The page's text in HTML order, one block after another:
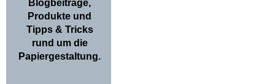
Blogbeiträge,
Produkte und
Tipps & Tricks
rund um die
Papiergestaltung.